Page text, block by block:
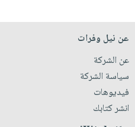
عن نيل وفرات
عن الشركة
سياسة الشركة
فيديوهات
انشر كتابك